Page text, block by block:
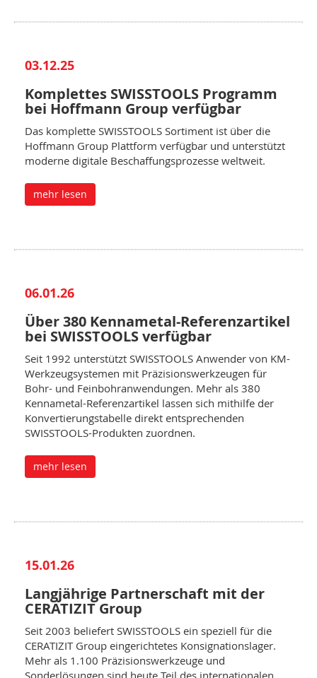
03.12.25
Komplettes SWISSTOOLS Programm
bei Hoffmann Group verfügbar
Das komplette SWISSTOOLS Sortiment ist über die
Hoffmann Group Plattform verfügbar und unterstützt
moderne digitale Beschaffungsprozesse weltweit.
mehr lesen
06.01.26
Über 380 Kennametal-Referenzartikel
bei SWISSTOOLS verfügbar
Seit 1992 unterstützt SWISSTOOLS Anwender von KM-
Werkzeugsystemen mit Präzisionswerkzeugen für
Bohr- und Feinbohranwendungen. Mehr als 380
Kennametal-Referenzartikel lassen sich mithilfe der
Konvertierungstabelle direkt entsprechenden
SWISSTOOLS-Produkten zuordnen.
mehr lesen
15.01.26
Langjährige Partnerschaft mit der
CERATIZIT Group
Seit 2003 beliefert SWISSTOOLS ein speziell für die
CERATIZIT Group eingerichtetes Konsignationslager.
Mehr als 1.100 Präzisionswerkzeuge und
Sonderlösungen sind heute Teil des internationalen